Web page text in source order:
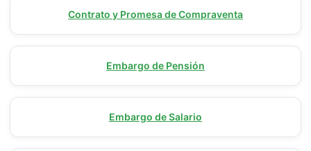
Contrato y Promesa de Compraventa
Embargo de Pensión
Embargo de Salario